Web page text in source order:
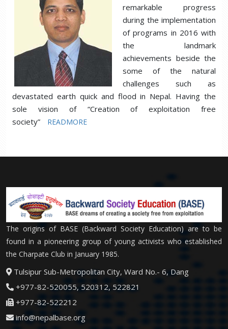
remarkable progress
during the implementation
of programs in 2016 with
the landmark
achievements beside the
some of the natural
challenges such as
devastated earth quick and flood in Nepal. Having the
sole vision of “Creation of exploitation free
society”
READMORE
The origins of BASE (Backward Society Education) are to be
found in a pioneering group of young activists who established
the Charpate Club in January 1985.
Tulsipur Sub-Metropolitan City, Ward No.- 6, Dang
+977-82-520055, 520312, 522821
+977-82-522212
info@nepalbase.org